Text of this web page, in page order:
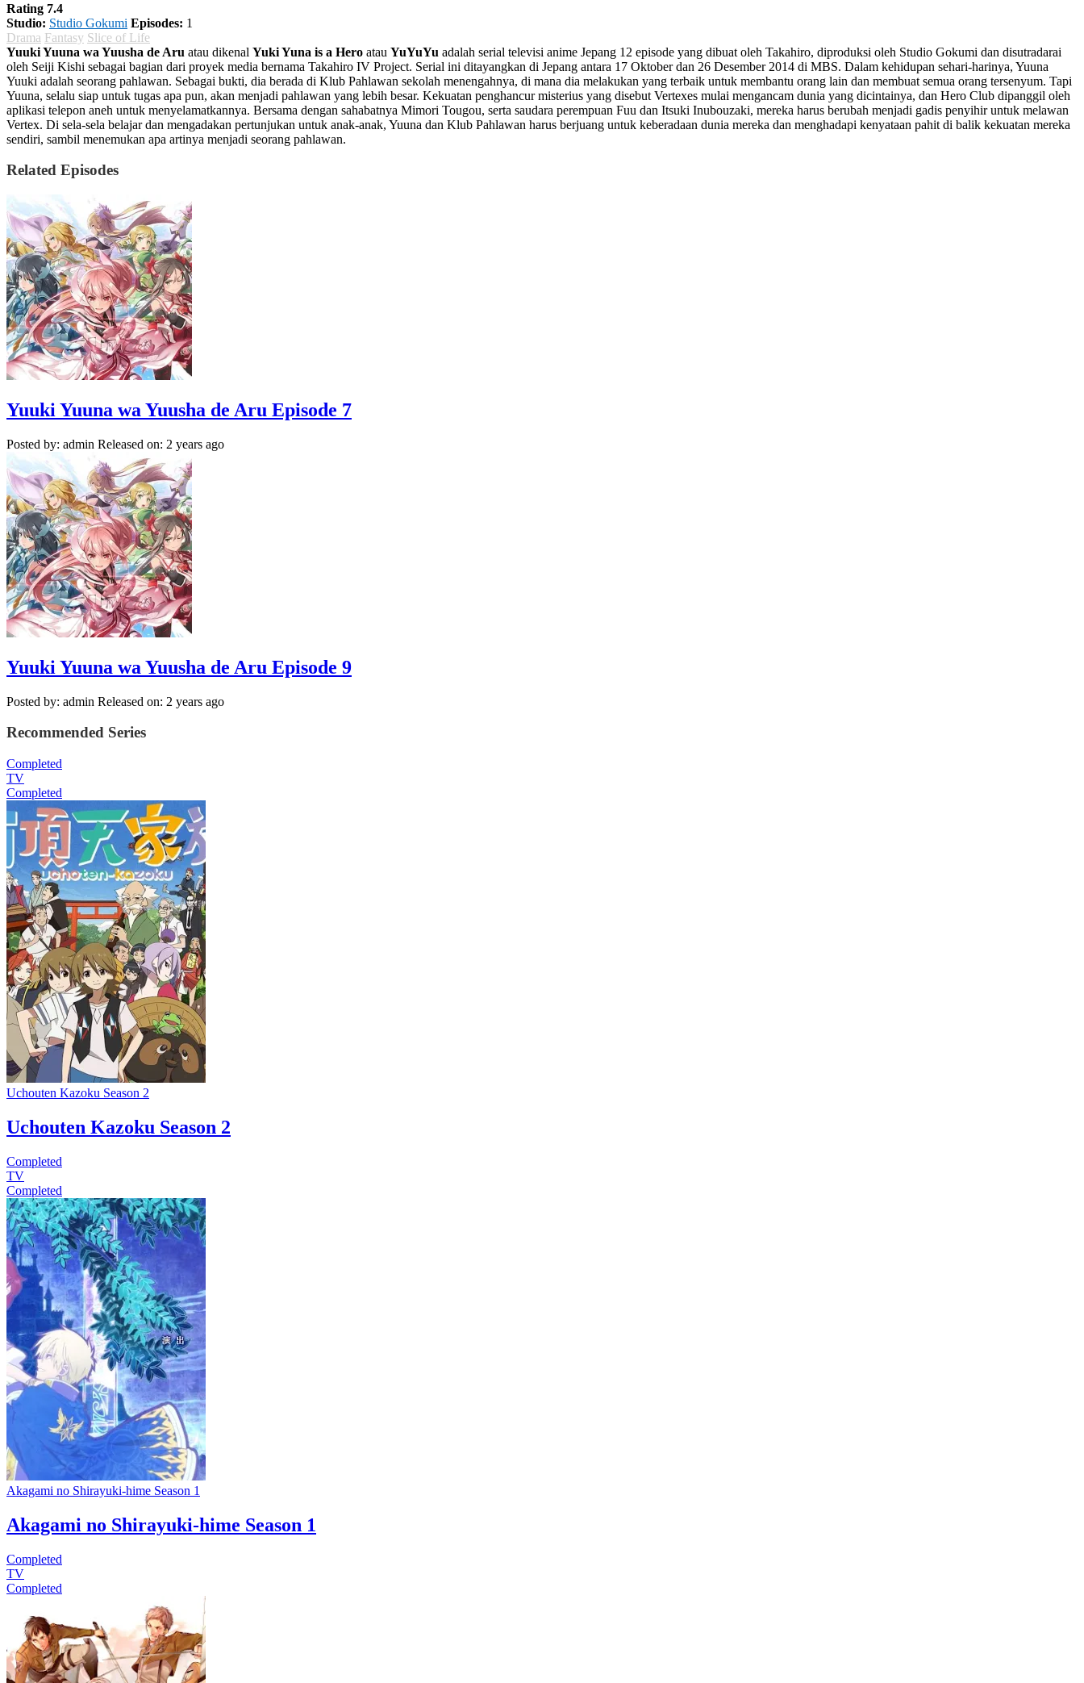
Rating 7.4
Studio: Studio Gokumi Episodes: 1
Drama Fantasy Slice of Life
Yuuki Yuuna wa Yuusha de Aru atau dikenal Yuki Yuna is a Hero atau YuYuYu adalah serial televisi anime Jepang 12 episode yang dibuat oleh Takahiro, diproduksi oleh Studio Gokumi dan disutradarai
oleh Seiji Kishi sebagai bagian dari proyek media bernama Takahiro IV Project. Serial ini ditayangkan di Jepang antara 17 Oktober dan 26 Desember 2014 di MBS. Dalam kehidupan sehari-harinya, Yuuna
Yuuki adalah seorang pahlawan. Sebagai bukti, dia berada di Klub Pahlawan sekolah menengahnya, di mana dia melakukan yang terbaik untuk membantu orang lain dan membuat semua orang tersenyum. Tapi
Yuuna, selalu siap untuk tugas apa pun, akan menjadi pahlawan yang lebih besar. Kekuatan penghancur misterius yang disebut Vertexes mulai mengancam dunia yang dicintainya, dan Hero Club dipanggil oleh
aplikasi telepon aneh untuk menyelamatkannya. Bersama dengan sahabatnya Mimori Tougou, serta saudara perempuan Fuu dan Itsuki Inubouzaki, mereka harus berubah menjadi gadis penyihir untuk melawan
Vertex. Di sela-sela belajar dan mengadakan pertunjukan untuk anak-anak, Yuuna dan Klub Pahlawan harus berjuang untuk keberadaan dunia mereka dan menghadapi kenyataan pahit di balik kekuatan mereka
sendiri, sambil menemukan apa artinya menjadi seorang pahlawan.
Related Episodes
Yuuki Yuuna wa Yuusha de Aru Episode 7
Posted by: admin Released on: 2 years ago
Yuuki Yuuna wa Yuusha de Aru Episode 9
Posted by: admin Released on: 2 years ago
Recommended Series
Completed
TV
Completed
Uchouten Kazoku Season 2
Uchouten Kazoku Season 2
Completed
TV
Completed
Akagami no Shirayuki-hime Season 1
Akagami no Shirayuki-hime Season 1
Completed
TV
Completed